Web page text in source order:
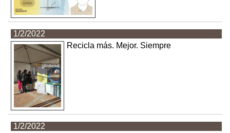
1/2/2022
Recicla más. Mejor. Siempre
1/2/2022